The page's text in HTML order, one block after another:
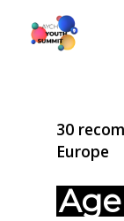
30
Europe